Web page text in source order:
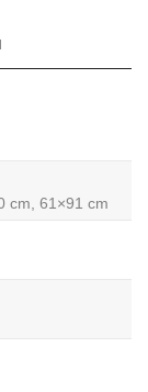
cm, 61×91 cm